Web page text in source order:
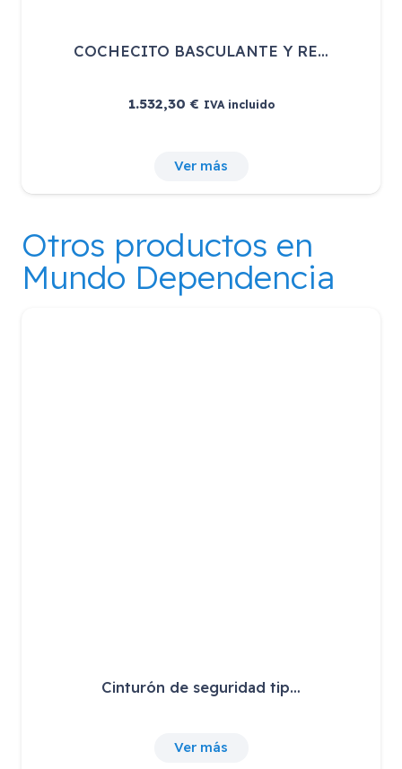
COCHECITO BASCULANTE Y RE…
1.532,30€ IVA incluido
Ver más
Otros productos en
Mundo Dependencia
Cinturón de seguridad tip…
Ver más